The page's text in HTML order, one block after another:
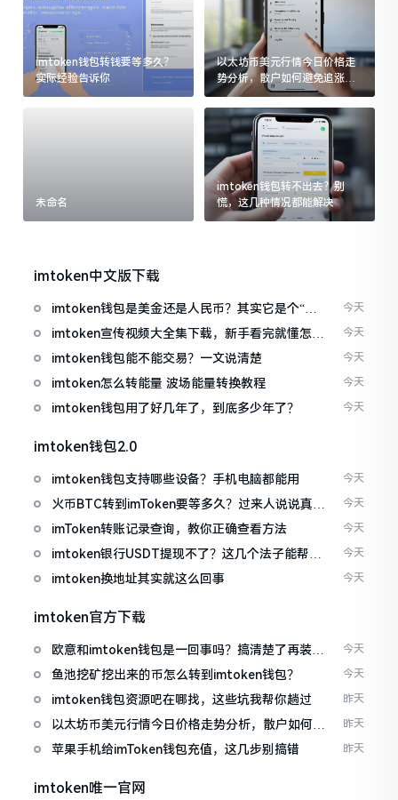
imtoken钱包转钱要等多久？
实际经验告诉你
以太坊币美元行情今日价格走
势分析，散户如何避免追涨杀
跌被套牢
未命名
imtoken钱包转不出去？别
慌，这几种情况都能解决
imtoken中文版下载
imtoken钱包是美金还是人民币？其实它是个“多
面手”
今天
imtoken宣传视频大全集下载，新手看完就懂怎么
用
今天
imtoken钱包能不能交易？一文说清楚 今天
imtoken怎么转能量 波场能量转换教程 今天
imtoken钱包用了好几年了，到底多少年了？ 今天
imtoken钱包2.0
imtoken钱包支持哪些设备？手机电脑都能用 今天
火币BTC转到imToken要等多久？过来人说说真实
情况
今天
imToken转账记录查询，教你正确查看方法 今天
imtoken银行USDT提现不了？这几个法子能帮你
搞定
今天
imtoken换地址其实就这么回事 今天
imtoken官方下载
欧意和imtoken钱包是一回事吗？搞清楚了再装钱
包
今天
鱼池挖矿挖出来的币怎么转到imtoken钱包？ 今天
imtoken钱包资源吧在哪找，这些坑我帮你趟过 昨天
以太坊币美元行情今日价格走势分析，散户如何避
免追涨杀跌被套牢
昨天
苹果手机给imToken钱包充值，这几步别搞错 昨天
imtoken唯一官网